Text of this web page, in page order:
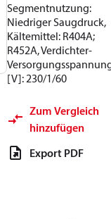
Segmentnutzung:
Niedriger Saugdruck,
Kältemittel: R404A;
R452A, Verdichter-
[V]: 230/1/60
Zum Vergleich
hinzufügen
Export PDF